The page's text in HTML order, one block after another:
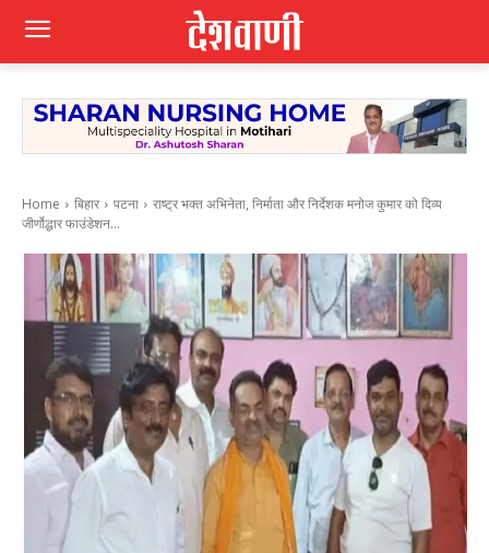
Home बिहार पटना
राष्ट्र भक्त अभिनेता, निर्माता और निर्देशक मनोज कुमार को दिव्य
जीर्णोद्धार फाउंडेशन...